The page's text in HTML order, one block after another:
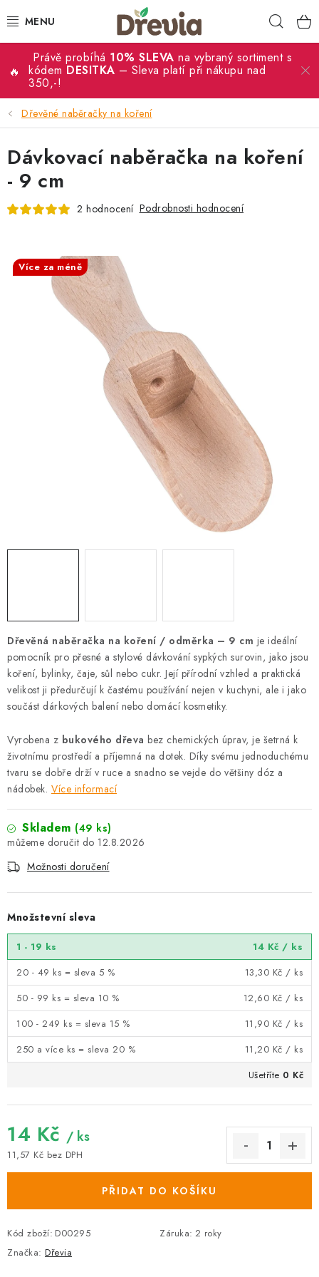
na
SVATBA 💍
DÁRKY
KUCHYŇSKÉ POTŘEBY
DEKORACE
MATERIÁLY A TVOŘENÍ
Stav objednávky
Jak nakupovat
Pro firmy Velkoobchod Kontakt
Právě probíhá 10% SLEVA na vybraný sortiment s
kódem DESITKA – Sleva platí při nákupu nad
350,-!
Dřevěné naběračky na koření
Dřevěná naběračka na koření / odměrka – 9 cm je ideální
pomocník pro přesné a stylové dávkování sypkých surovin, jako jsou
koření, bylinky, čaje, sůl nebo cukr. Její přírodní vzhled a praktická
velikost ji předurčují k častému používání nejen v kuchyni, ale i jako
součást dárkových balení nebo domácí kosmetiky.
Vyrobena z bukového dřeva bez chemických úprav, je šetrná k
životnímu prostředí a příjemná na dotek. Díky svému jednoduchému
tvaru se dobře drží v ruce a snadno se vejde do většiny dóz a
nádobek. Více informací
Skladem (49 ks)
12.8.2026
Možnosti doručení
Množstevní sleva
1 - 19 ks 14 Kč / ks
20 - 49 ks = sleva 5 %
13,30 Kč / ks
50 - 99 ks = sleva 10 %
12,60 Kč / ks
100 - 249 ks = sleva 15 %
11,90 Kč / ks
250 a více ks = sleva 20 %
11,20 Kč / ks
Ušetříte 0 Kč
14 Kč / ks
11,57 Kč bez DPH
PŘIDAT DO KOŠÍKU
Kód zboží: D00295 Záruka: 2 roky
Značka: Dřevia
Dávkovací naběračka na koření
- 9 cm
2 hodnocení Podrobnosti hodnocení
Více za méně